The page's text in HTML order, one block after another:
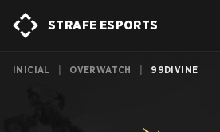
STRAFE ESPORTS
INICIAL OVERWATCH 99DIVINE